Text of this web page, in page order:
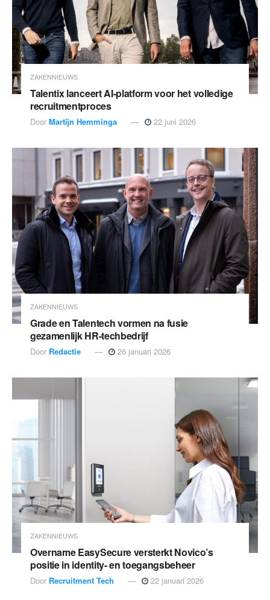
ZAKENNIEUWS
Talentix lanceert AI-platform voor het volledige
recruitmentproces
Door Martijn Hemminga 22 juni 2026
ZAKENNIEUWS
Grade en Talentech vormen na fusie
gezamenlijk HR-techbedrijf
Door Redactie 26 januari 2026
ZAKENNIEUWS
Overname EasySecure versterkt Novico’s
positie in identity- en toegangsbeheer
Door Recruitment Tech 22 januari 2026